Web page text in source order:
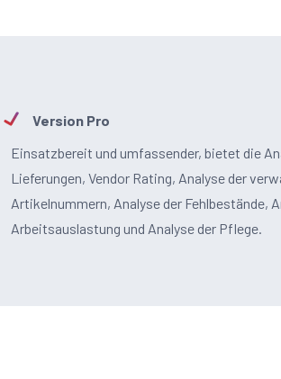
Version Pro
Einsatzbereit und umfassender, bietet die
Lieferungen, Vendor Rating, Analyse der
Artikelnummern, Analyse der Fehlbestände,
Arbeitsauslastung und Analyse der Pflege.